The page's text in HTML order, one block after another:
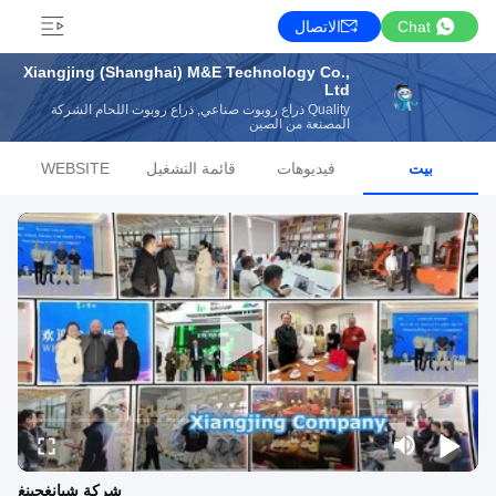
Chat الاتصال
Xiangjing (Shanghai) M&E Technology Co.,
Ltd
Quality ذراع روبوت صناعي, ذراع روبوت اللحام الشركة
المصنعة من الصين
بيت فيديوهات قائمة التشغيل WEBSITE
شركة شيانغجينغ